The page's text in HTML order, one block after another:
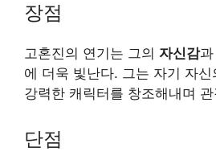
장점
고혼진의 연기는 그의 자신감
에 더욱 빛난다. 그는 자기 자
강력한 캐릭터를 창조해내며
단점